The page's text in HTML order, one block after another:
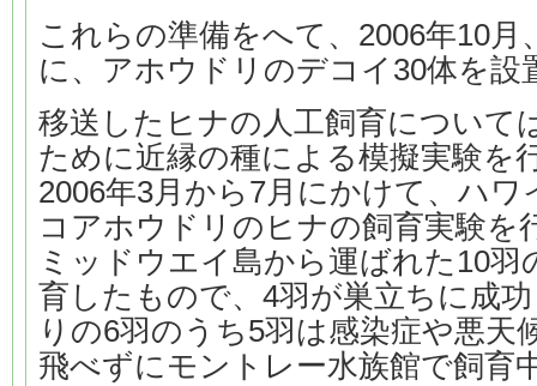
これらの準備をへて、2006年10月
に、アホウドリのデコイ30体を設
移送したヒナの人工飼育について
ために近縁の種による模擬実験を
2006年3月から7月にかけて、ハ
コアホウドリのヒナの飼育実験を
ミッドウエイ島から運ばれた10羽
育したもので、4羽が巣立ちに成
りの6羽のうち5羽は感染症や悪天
飛べずにモントレー水族館で飼育